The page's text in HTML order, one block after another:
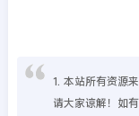
1. 本站所有资源
请大家谅解！如